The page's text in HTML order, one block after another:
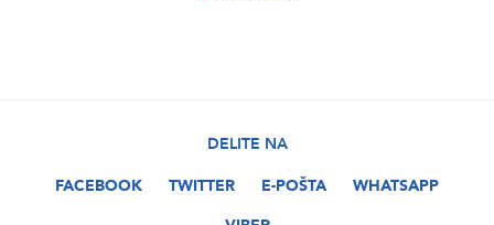
DELITE NA
FACEBOOK
TWITTER E-POŠTA
WHATSAPP